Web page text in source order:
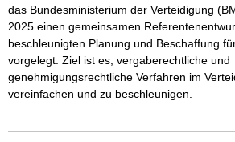
das Bundesministerium der Verteidigung
2025 einen gemeinsamen
beschleunigten Planung und Beschaffung
vorgelegt. Ziel ist es, vergaberechtliche und
genehmigungsrechtliche Verfahren im
vereinfachen und zu beschleunigen.